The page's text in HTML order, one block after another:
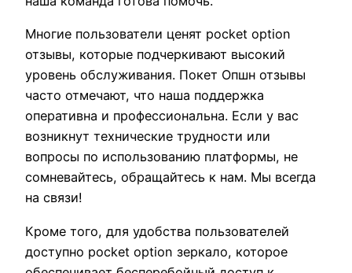
Многие пользователи ценят pocket option
отзывы, которые подчеркивают высокий
уровень обслуживания. Покет Опшн отзывы
часто отмечают, что наша поддержка
оперативна и профессиональна. Если у вас
возникнут технические трудности или
вопросы по использованию платформы, не
сомневайтесь, обращайтесь к нам. Мы всегда
на связи!
Кроме того, для удобства пользователей
доступно pocket option зеркало, которое